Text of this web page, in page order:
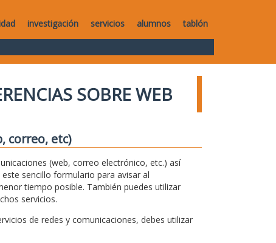
investigación servicios alumnos tablón
SOBRE WEB
correo, etc)
(web, correo electrónico, etc.) así
sencillo formulario para avisar al
tiempo posible. También puedes utilizar
servicios.
de redes y comunicaciones, debes utilizar